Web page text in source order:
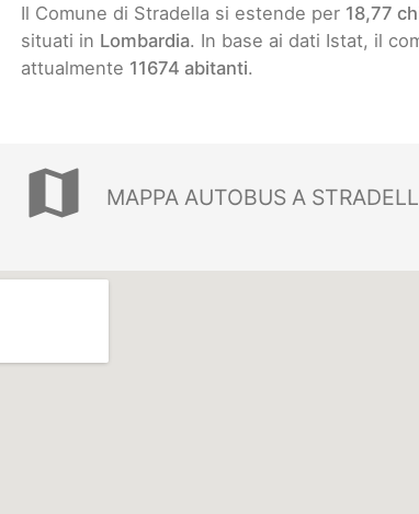
Il Comune di Stradella si estende per 18,77
situati in Lombardia. In base ai dati Istat, il
attualmente 11674 abitanti.
map MAPPA AUTOBUS A